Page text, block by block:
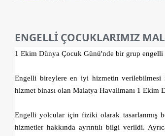
ENGELLİ ÇOCUKLARIMIZ
1 Ekim Dünya Çocuk Günü'nde bir grup engelli
Engelli bireylere en iyi hizmetin verilebilmesi
hizmet binası olan Malatya Havalimanı 1 Ekim
Engelli yolcular için fiziki olarak tasarlanmış
hizmetler hakkında ayrıntılı bilgi verildi.